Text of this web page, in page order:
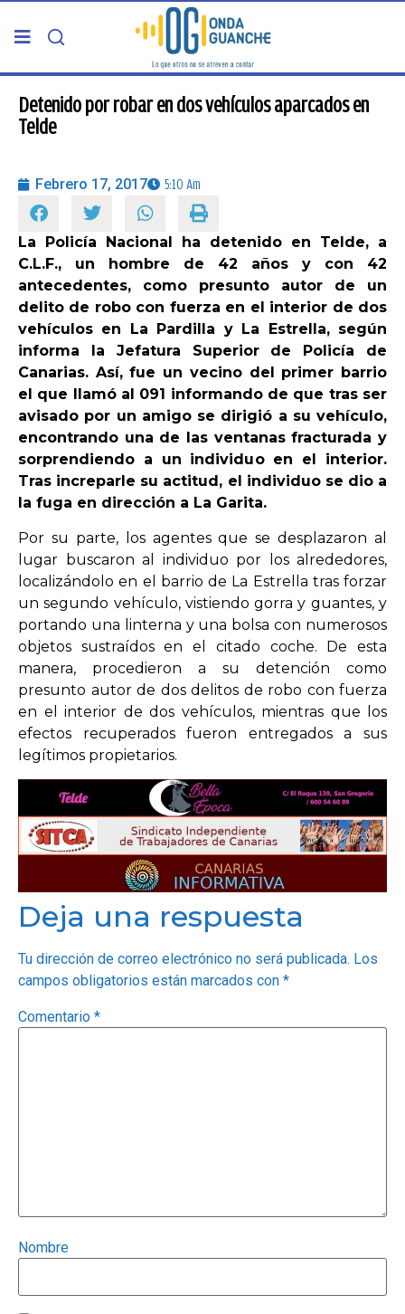
PORTADA
CANARIAS
5ª COLUMNA
CARTAS DEL DIRECTOR
ENTREVISTAS
OPINIÓN
PROGRAMAS
Detenido por robar en dos vehículos aparcados en
Telde
Febrero 17, 2017 5:10 Am
La Policía Nacional ha detenido en Telde, a
C.L.F., un hombre de 42 años y con 42
antecedentes, como presunto autor de un
delito de robo con fuerza en el interior de dos
vehículos en La Pardilla y La Estrella, según
informa la Jefatura Superior de Policía de
Canarias. Así, fue un vecino del primer barrio
el que llamó al 091 informando de que tras ser
avisado por un amigo se dirigió a su vehículo,
encontrando una de las ventanas fracturada y
sorprendiendo a un individuo en el interior.
Tras increparle su actitud, el individuo se dio a
la fuga en dirección a La Garita.
Por su parte, los agentes que se desplazaron al
lugar buscaron al individuo por los alrededores,
localizándolo en el barrio de La Estrella tras forzar
un segundo vehículo, vistiendo gorra y guantes, y
portando una linterna y una bolsa con numerosos
objetos sustraídos en el citado coche. De esta
manera, procedieron a su detención como
presunto autor de dos delitos de robo con fuerza
en el interior de dos vehículos, mientras que los
efectos recuperados fueron entregados a sus
legítimos propietarios.
Deja una respuesta
Tu dirección de correo electrónico no será publicada. Los
campos obligatorios están marcados con *
Comentario *
Nombre